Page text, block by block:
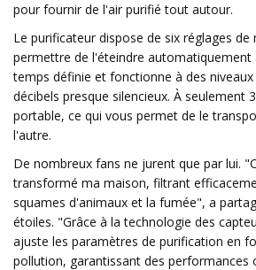
pour fournir de l'air purifié tout autour.
Le purificateur dispose de six réglages
permettre de l'éteindre automatiquement
temps définie et fonctionne à des niveaux
décibels presque silencieux. À seulement
portable, ce qui vous permet de le
l'autre.
De nombreux fans ne jurent que par lui.
transformé ma maison, filtrant
squames d'animaux et la fumée", a
étoiles. "Grâce à la technologie des
ajuste les paramètres de purification en
pollution, garantissant des performances